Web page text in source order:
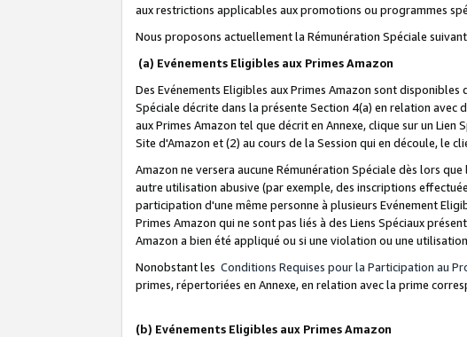
aux restrictions applicables aux promotions ou programmes
Nous proposons actuellement la Rémunération Spéciale
(a) Evénements Eligibles aux Primes Amazon
Des Evénements Eligibles aux Primes Amazon sont disponibles
Spéciale décrite dans la présente Section 4(a) en relation avec
aux Primes Amazon tel que décrit en Annexe, clique sur un
Site d'Amazon et (2) au cours de la Session qui en découle, le
Amazon ne versera aucune Rémunération Spéciale dès lors
autre utilisation abusive (par exemple, des inscriptions
participation d'une même personne à plusieurs Evénement
Primes Amazon qui ne sont pas liés à des Liens Spéciaux
Amazon a bien été appliqué ou si une violation ou une
Nonobstant les Conditions Requises pour la Participation au
primes, répertoriées en Annexe, en relation avec la prime
(b) Evénements Eligibles aux Primes Amazon